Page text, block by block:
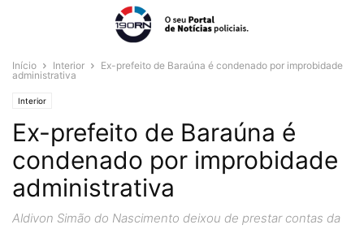
Início Interior
Ex-prefeito de Baraúna é condenado por improbidade
administrativa
Interior
Ex-prefeito de Baraúna é
condenado por improbidade
administrativa
Aldivon Simão do Nascimento deixou de prestar contas da